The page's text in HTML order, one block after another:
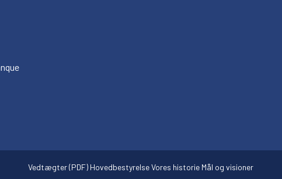
Vedtægter (PDF) HovedbestyrelseVores historie Mål og visioner